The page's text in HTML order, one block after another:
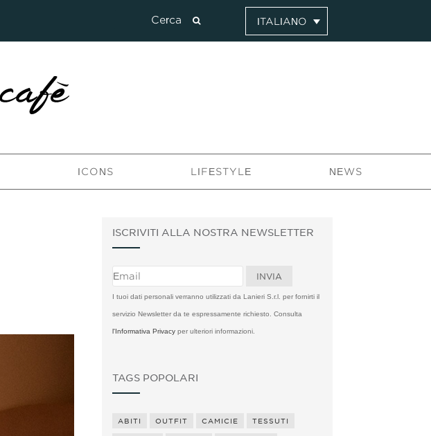
ITALIANO
ICONS LIFESTYLE NEWS
ISCRIVITI ALLA NOSTRA NEWSLETTER
I tuoi dati personali verranno utilizzati da Lanieri S.r.l. per fornirti il
servizio Newsletter da te espressamente richiesto. Consulta
l'Informativa Privacyper ulteriori informazioni.
TAGS POPOLARI
ABITI OUTFIT CAMICIE TESSUTI